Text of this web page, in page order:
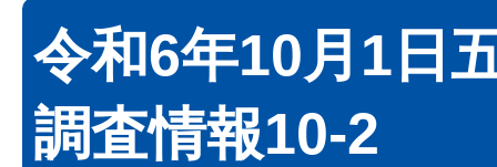
令和6年10月1日
調査情報10-2